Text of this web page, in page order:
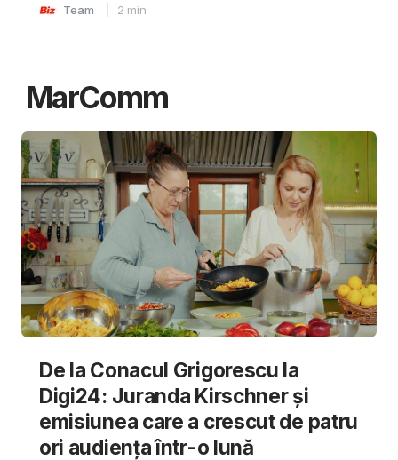
Team 2 min
MarComm
De la Conacul Grigorescu la
Digi24: Juranda Kirschner și
emisiunea care a crescut de patru
ori audiența într-o lună